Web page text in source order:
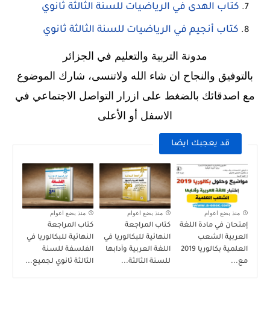
كتاب الهدى في الرياضيات للسنة الثالثة ثانوي
كتاب أنجيم في الرياضيات للسنة الثالثة ثانوي
مدونة التربية والتعليم في الجزائر
بالتوفيق والنجاح ان شاء الله ولاتنسى، شارك الموضوع
مع اصدقائك بالضغط على ازرار التواصل الاجتماعي في
الاسفل أو الأعلى
قد يعجبك ايضا
منذ بضع اعوام
إمتحان في مادة اللغة
العربية الشعب
العلمية بكالوريا 2019
مع...
منذ بضع اعوام
كتاب المراجعة
النهائية للبكالوريا في
اللغة العربية وآدابها
للسنة الثالثة...
منذ بضع اعوام
كتاب المراجعة
النهائية للبكالوريا في
الفلسفة للسنة
الثالثة ثانوي لجميع...